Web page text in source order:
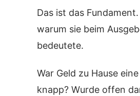
Das ist das
warum sie beim
bedeutete.
War Geld zu Hause
knapp? Wurde offen